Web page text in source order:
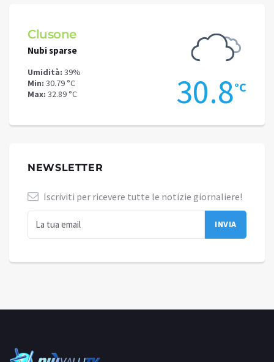
Clusone
Nubi sparse
Umidità: 39%
Min: 30.79 °C
Max: 32.89 °C 30.8°C
NEWSLETTER
Iscriviti per ricevere tutte le notizie giornaliere!